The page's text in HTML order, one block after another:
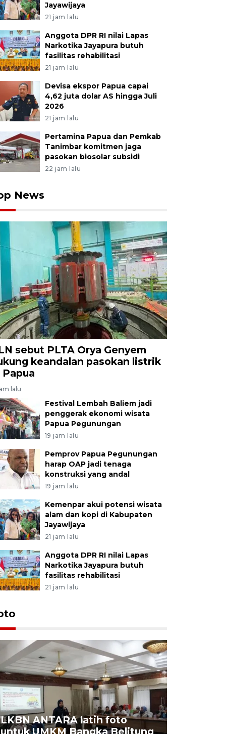
Jayawijaya
21 jam lalu
Anggota DPR RI nilai Lapas
Narkotika Jayapura butuh
fasilitas rehabilitasi
21 jam lalu
Devisa ekspor Papua capai
4,62 juta dolar AS hingga Juli
2026
21 jam lalu
Pertamina Papua dan Pemkab
Tanimbar komitmen jaga
pasokan biosolar subsidi
22 jam lalu
News
sebut PLTA Orya Genyem
keandalan pasokan listrik
Papua
lalu
Festival Lembah Baliem jadi
penggerak ekonomi wisata
Papua Pegunungan
19 jam lalu
Pemprov Papua Pegunungan
harap OAP jadi tenaga
konstruksi yang andal
19 jam lalu
Kemenpar akui potensi wisata
alam dan kopi di Kabupaten
Jayawijaya
21 jam lalu
Anggota DPR RI nilai Lapas
Narkotika Jayapura butuh
fasilitas rehabilitasi
21 jam lalu
LKBN ANTARA latih foto